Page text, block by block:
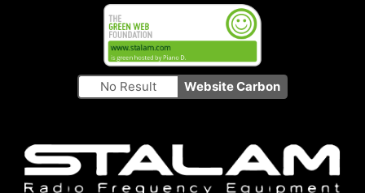
No Result Website Carbon